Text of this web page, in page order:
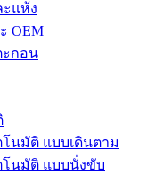
ะแห้ง
OEM
ะกอน
นมัติ แบบเดินตาม
โนมัติ แบบนั่งขับ